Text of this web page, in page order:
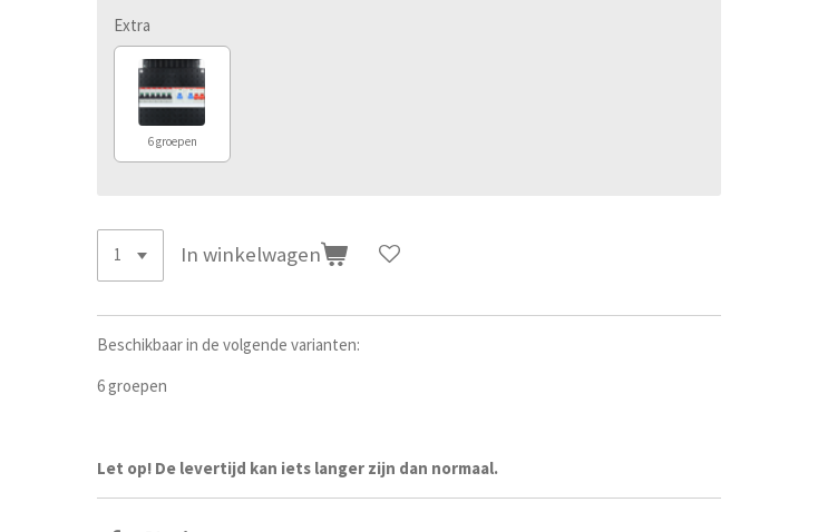
Extra
6 groepen
In winkelwagen
Beschikbaar in de volgende varianten:
6 groepen
Let op! De levertijd kan iets langer zijn dan normaal.